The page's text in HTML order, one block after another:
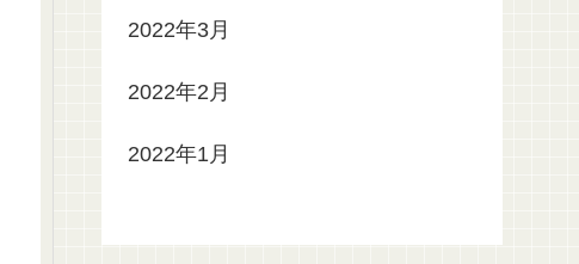
2022年3月
2022年2月
2022年1月